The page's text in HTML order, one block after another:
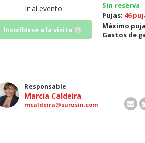
Ir al evento
Inscribirse a la visita
Sin reserva
Pujas: 46
Máximo
Gastos de
Responsable
Marcia Caldeira
mcaldeira@surusin.com